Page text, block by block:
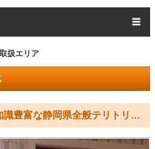
☰
扱エリア
競売入札歴３０年超の知識豊富な静岡県全般テリトリーの不動産業者です